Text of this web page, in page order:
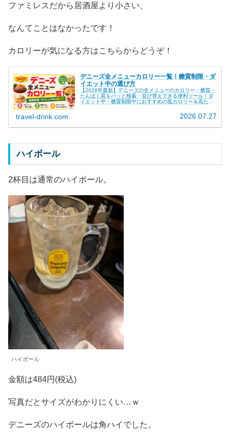
ファミレスだから居酒屋より小さい、
なんてことはなかったです！
カロリーが気になる方はこちらからどうぞ！
デニーズ全メニューカロリー一覧！糖質制限・ダ
イエット中の選び方
【2026年最新】デニーズの全メニューのカロリー・糖質・
たんぱく質をパッと検索・並び替えできる便利ツール！ダ
イエット中・糖質制限中におすすめの低カロリー＆高たん
travel-drink.com 2026.07.27
ハイボール
2杯目は通常のハイボール。
ハイボール
金額は484円(税込)
写真だとサイズがわかりにくい…ｗ
デニーズのハイボールは角ハイでした。